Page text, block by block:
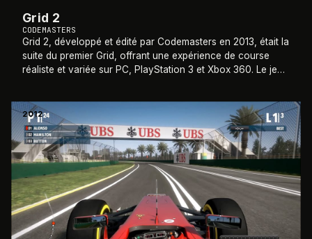
Grid 2
CODEMASTERS
Grid 2, développé et édité par Codemasters en 2013, était la
suite du premier Grid, offrant une expérience de course
réaliste et variée sur PC, PlayStation 3 et Xbox 360. Le jeu
2012